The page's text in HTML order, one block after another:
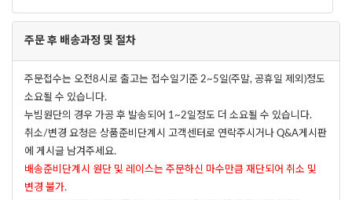
주문 후 배송과정 및 절차
주문접수는 오전8시로 출고는 접수일기준 2~5일(주말, 공휴일 제외)정도
소요될 수 있습니다.
누빔원단의 경우 가공 후 발송되어 1~2일정도 더 소요될 수 있습니다.
취소/변경 요청은 상품준비단계시 고객센터로 연락주시거나 Q&A게시판
에 게시글 남겨주세요.
배송준비단계시 원단 및 레이스는 주문하신 마수만큼 재단되어 취소 및
변경 불가.